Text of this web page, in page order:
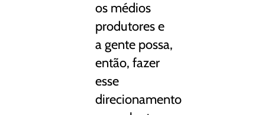
os médios
produtores e
a gente possa,
então, fazer
esse
direcionamento